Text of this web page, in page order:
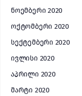
ნოემბერი 2020
ოქტომბერი 2020
სექტემბერი 2020
ივლისი 2020
აპრილი 2020
მარტი 2020